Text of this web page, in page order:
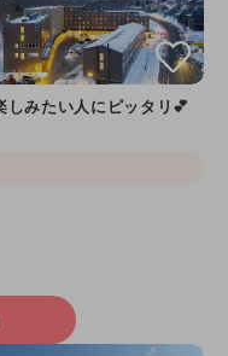
しみたい人にピッタリ💕